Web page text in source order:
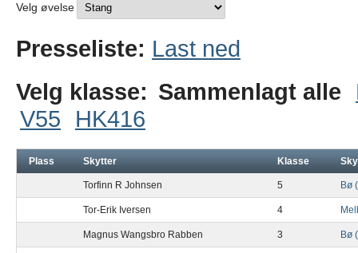
Velg øvelse
Presseliste: Last ned
Velg klasse: Sammenlagt alle
V55
HK416
Plass Skytter Klasse
Torfinn R Johnsen 5 Bø
Tor-Erik Iversen 4
Magnus Wangsbro Rabben 3 Bø